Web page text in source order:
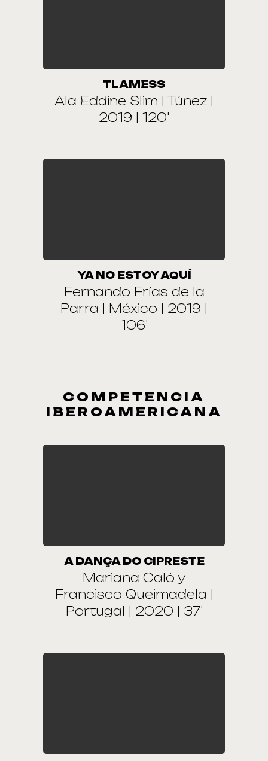
TLAMESS
Ala Eddine Slim | Túnez |
2019 | 120'
YA NO ESTOY AQUÍ
Fernando Frías de la
Parra | México | 2019 |
106'
COMPETENCIA
IBEROAMERICANA
A DANÇA DO CIPRESTE
Mariana Caló y
Francisco Queimadela |
Portugal | 2020 | 37'